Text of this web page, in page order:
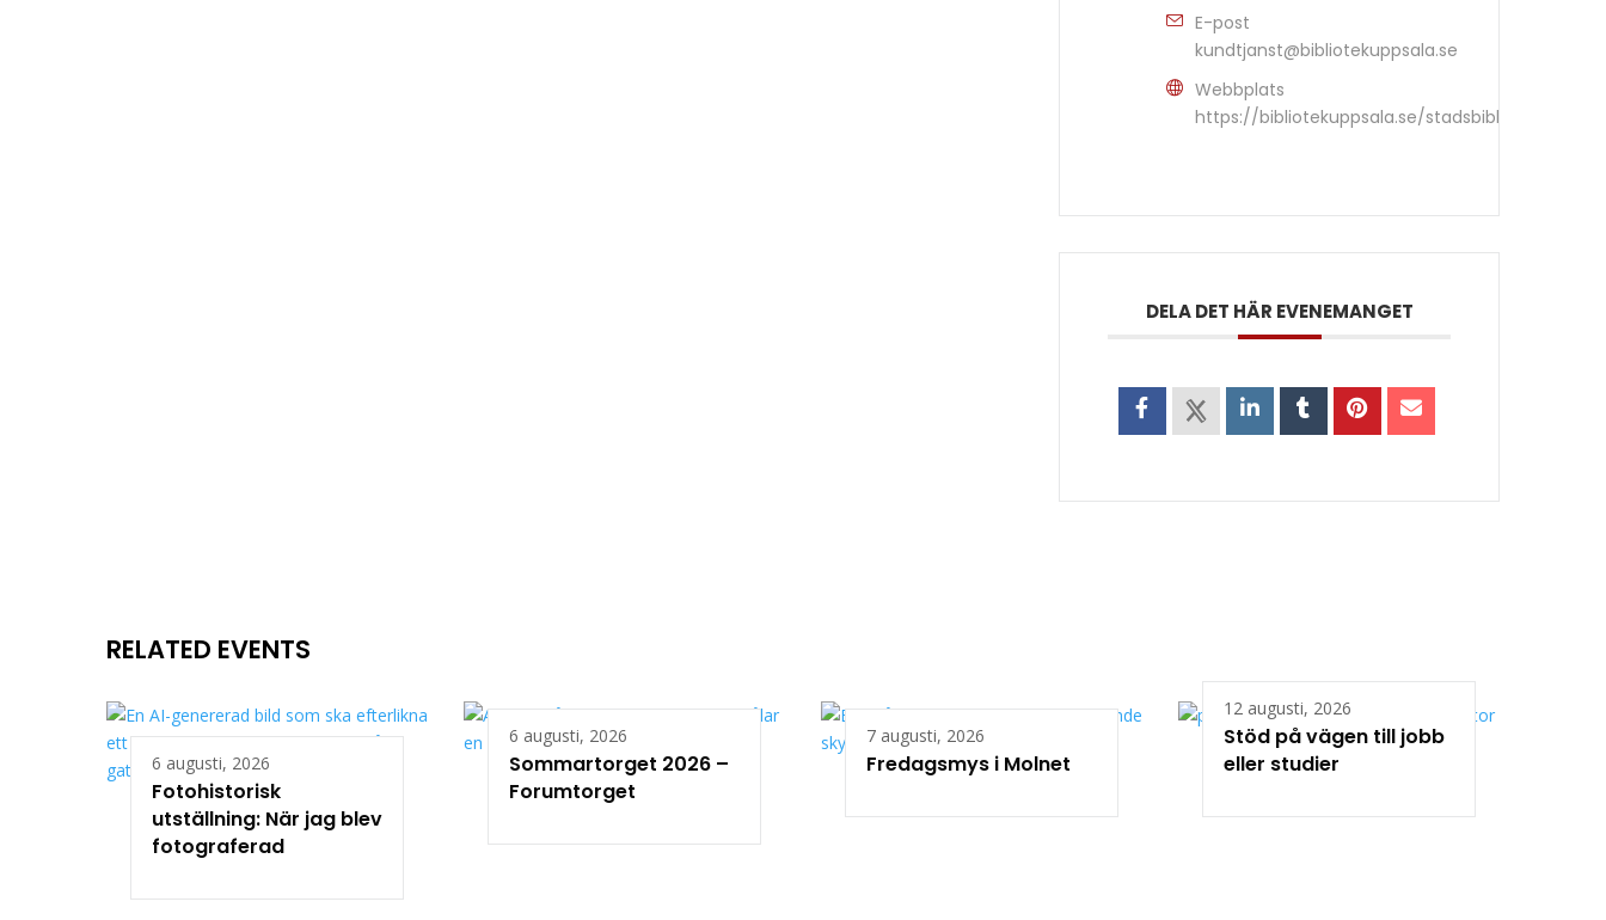
E-post
kundtjanst@bibliotekuppsala.se
Webbplats
https://bibliotekuppsala.se/stadsbiblioteket#/
DELA DET HÄR EVENEMANGET
RELATED EVENTS
6 augusti, 2026
Fotohistorisk
utställning: När jag blev
fotograferad
6 augusti, 2026
Sommartorget 2026 –
Forumtorget
7 augusti, 2026
Fredagsmys i Molnet
12 augusti, 2026
Stöd på vägen till jobb
eller studier